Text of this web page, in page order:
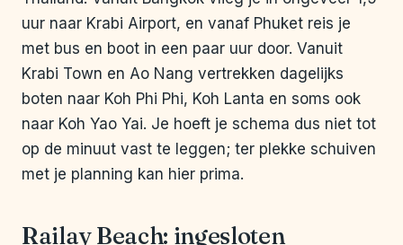
uur naar Krabi Airport, en vanaf Phuket reis je
met bus en boot in een paar uur door. Vanuit
Krabi Town en Ao Nang vertrekken dagelijks
boten naar Koh Phi Phi, Koh Lanta en soms ook
naar Koh Yao Yai. Je hoeft je schema dus niet tot
op de minuut vast te leggen; ter plekke schuiven
met je planning kan hier prima.
Railay Beach: ingesloten